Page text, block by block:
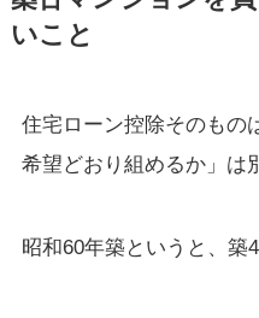
いこと
住宅ローン控除そのもの
希望どおり組めるか」は
昭和60年築というと、築